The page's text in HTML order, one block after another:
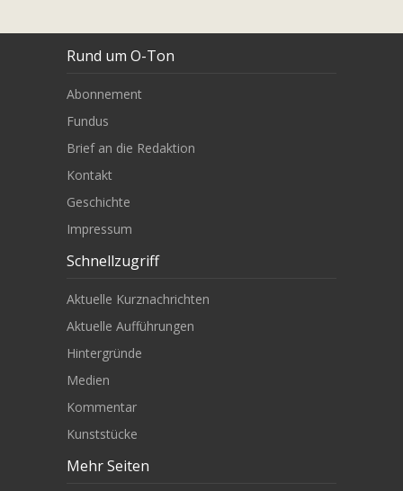
Rund um O-Ton
Abonnement
Fundus
Brief an die Redaktion
Kontakt
Geschichte
Impressum
Schnellzugriff
Aktuelle Kurznachrichten
Aktuelle Aufführungen
Hintergründe
Medien
Kommentar
Kunststücke
Mehr Seiten